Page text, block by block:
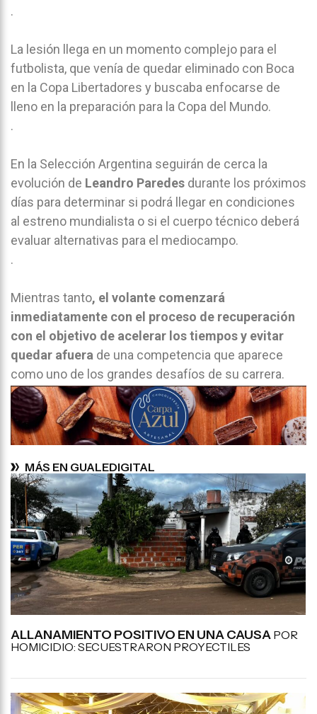
.
La lesión llega en un momento complejo para el
futbolista, que venía de quedar eliminado con Boca
en la Copa Libertadores y buscaba enfocarse de
lleno en la preparación para la Copa del Mundo.
.
En la Selección Argentina seguirán de cerca la
evolución de Leandro Paredes durante los próximos
días para determinar si podrá llegar en condiciones
al estreno mundialista o si el cuerpo técnico deberá
evaluar alternativas para el mediocampo.
.
Mientras tanto, el volante comenzará
inmediatamente con el proceso de recuperación
con el objetivo de acelerar los tiempos y evitar
quedar afuera de una competencia que aparece
como uno de los grandes desafíos de su carrera.
MÁS EN GUALEDIGITAL
ALLANAMIENTO POSITIVO EN UNA CAUSA POR
HOMICIDIO: SECUESTRARON PROYECTILES